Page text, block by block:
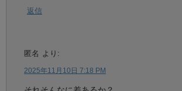
返信
匿名 より:
2025年11月10日 7:18 PM